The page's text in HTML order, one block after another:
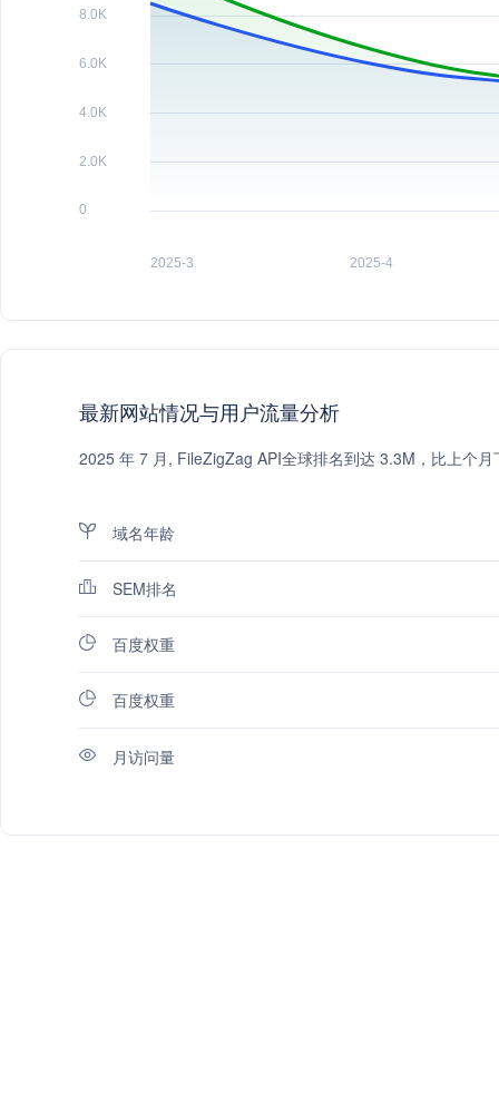
最新网站情况与用户流量分析
2025 年 7 月, FileZigZag API全球排名到达 3.3M，比上个
域名年龄
SEM排名
百度权重
百度权重
月访问量